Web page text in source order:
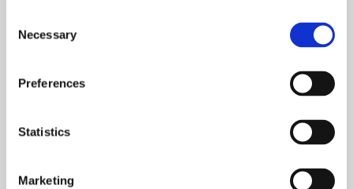
Selection
Necessary
Preferences
Statistics
Marketing